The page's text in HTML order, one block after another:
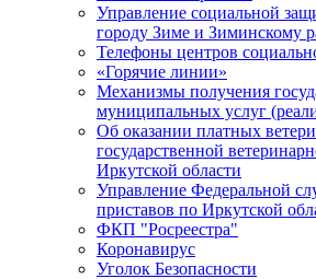
Управление социальной
городу Зиме и Зиминскому
Телефоны центров
«Горячие линии»
Механизмы получения
муниципальных услуг
Об оказании платных
государственной
Иркутской области
Управление Федеральной
приставов по Иркутской
ФКП "Росреестра"
Коронавирус
Уголок Безопасности